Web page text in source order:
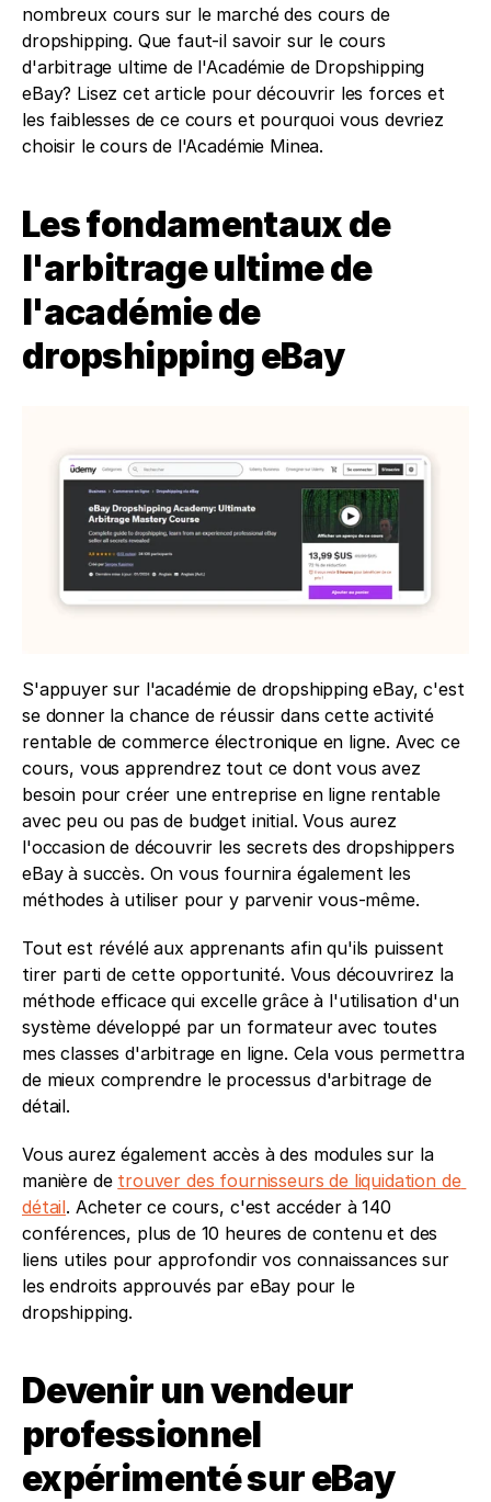
nombreux cours sur le marché des cours de
dropshipping. Que faut-il savoir sur le cours
d'arbitrage ultime de l'Académie de Dropshipping
eBay? Lisez cet article pour découvrir les forces et
les faiblesses de ce cours et pourquoi vous devriez
choisir le cours de l'Académie Minea.
Les fondamentaux de
l'arbitrage ultime de
l'académie de
dropshipping eBay
S'appuyer sur l'académie de dropshipping eBay, c'est
se donner la chance de réussir dans cette activité
rentable de commerce électronique en ligne. Avec ce
cours, vous apprendrez tout ce dont vous avez
besoin pour créer une entreprise en ligne rentable
avec peu ou pas de budget initial. Vous aurez
l'occasion de découvrir les secrets des dropshippers
eBay à succès. On vous fournira également les
méthodes à utiliser pour y parvenir vous-même.
Tout est révélé aux apprenants afin qu'ils puissent
tirer parti de cette opportunité. Vous découvrirez la
méthode efficace qui excelle grâce à l'utilisation d'un
système développé par un formateur avec toutes
mes classes d'arbitrage en ligne. Cela vous permettra
de mieux comprendre le processus d'arbitrage de
détail.
Vous aurez également accès à des modules sur la
manière de trouver des fournisseurs de liquidation de
détail. Acheter ce cours, c'est accéder à 140
conférences, plus de 10 heures de contenu et des
liens utiles pour approfondir vos connaissances sur
les endroits approuvés par eBay pour le
dropshipping.
Devenir un vendeur
professionnel
expérimenté sur eBay